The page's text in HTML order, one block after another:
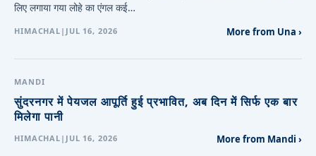
लिए लगाया गया लोहे का एंगल कई…
HIMACHAL | JUL 16, 2026 More from Una ›
MANDI
सुंदरनगर में पेयजल आपूर्ति हुई प्रभावित, अब दिन में सिर्फ एक बार
मिलेगा पानी
HIMACHAL | JUL 16, 2026 More from Mandi ›